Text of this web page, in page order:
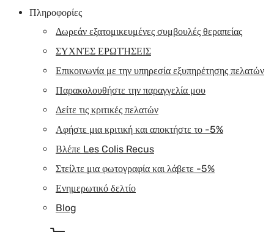
Πληροφορίες
Δωρεάν εξατομικευμένες συμβουλές θεραπείας
ΣΥΧΝΈΣ ΕΡΩΤΉΣΕΙΣ
Επικοινωνία με την υπηρεσία εξυπηρέτησης πελατών
Παρακολουθήστε την παραγγελία μου
Δείτε τις κριτικές πελατών
Αφήστε μια κριτική και αποκτήστε το -5%
Βλέπε Les Colis Recus
Στείλτε μια φωτογραφία και λάβετε -5%
Ενημερωτικό δελτίο
Blog